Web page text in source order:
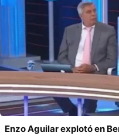
Enzo Aguilar explotó en